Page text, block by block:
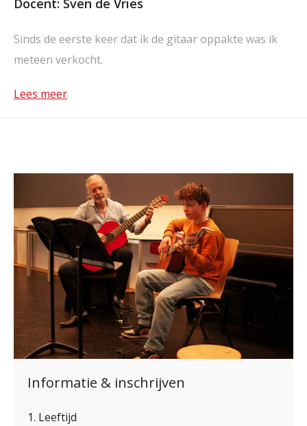
Docent: Sven de Vries
Sinds de eerste keer dat ik de gitaar oppakte was ik
meteen verkocht.
Lees meer
Informatie & inschrijven
1. Leeftijd